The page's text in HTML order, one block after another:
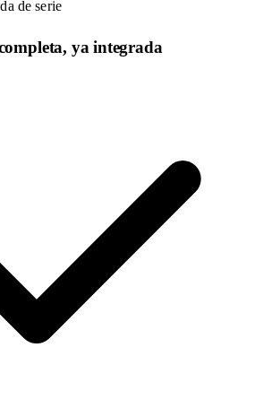
de serie
ya integrada